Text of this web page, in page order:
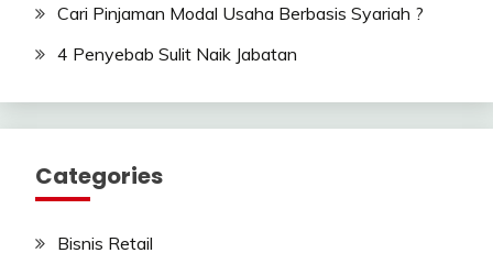
Cari Pinjaman Modal Usaha Berbasis Syariah ?
4 Penyebab Sulit Naik Jabatan
Categories
Bisnis Retail